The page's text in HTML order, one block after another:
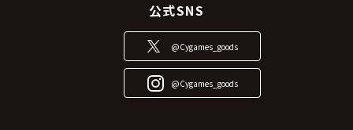
公式SNS
@Cygames_goods
@Cygames_goods